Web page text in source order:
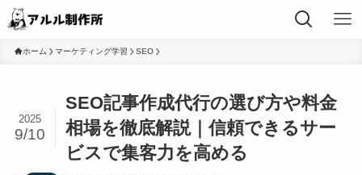
ホーム マーケティング学習 SEO
SEO記事作成代行の選び方や料金
相場を徹底解説｜信頼できるサー
ビスで集客力を高める
2025
9/10